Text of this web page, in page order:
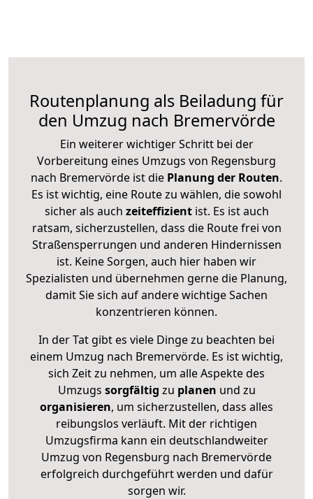
Routenplanung als Beiladung für
den Umzug nach Bremervörde
Ein weiterer wichtiger Schritt bei der
Vorbereitung eines Umzugs von Regensburg
nach Bremervörde ist die Planung der Routen.
Es ist wichtig, eine Route zu wählen, die sowohl
sicher als auch zeiteffizientist. Es ist auch
ratsam, sicherzustellen, dass die Route frei von
Straßensperrungen und anderen Hindernissen
ist. Keine Sorgen, auch hier haben wir
Spezialisten und übernehmen gerne die Planung,
damit Sie sich auf andere wichtige Sachen
konzentrieren können.
In der Tat gibt es viele Dinge zu beachten bei
einem Umzug nach Bremervörde. Es ist wichtig,
sich Zeit zu nehmen, um alle Aspekte des
Umzugs sorgfältig zu planen und zu
organisieren, um sicherzustellen, dass alles
reibungslos verläuft. Mit der richtigen
Umzugsfirma kann ein deutschlandweiter
Umzug von Regensburg nach Bremervörde
erfolgreich durchgeführt werden und dafür
sorgen wir.